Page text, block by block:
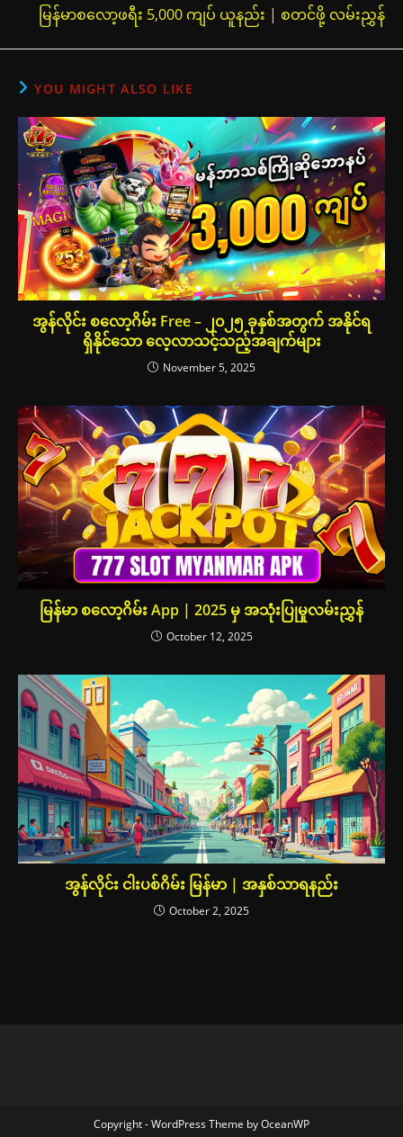
မြန်မာစလော့ဖရီး 5,000 ကျပ် ယူနည်း | စတင်ဖို့ လမ်းညွှန်
YOU MIGHT ALSO LIKE
အွန်လိုင်း စလော့ဂိမ်း Free – ၂၀၂၅ ခုနှစ်အတွက် အနိုင်ရ
ရှိနိုင်သော လေ့လာသင့်သည့်အချက်များ
November 5, 2025
မြန်မာ စလော့ဂိမ်း App | 2025 မှ အသုံးပြုမှုလမ်းညွှန်
October 12, 2025
အွန်လိုင်း ငါးပစ်ဂိမ်း မြန်မာ | အနှစ်သာရနည်း
October 2, 2025
Copyright - WordPress Theme by OceanWP